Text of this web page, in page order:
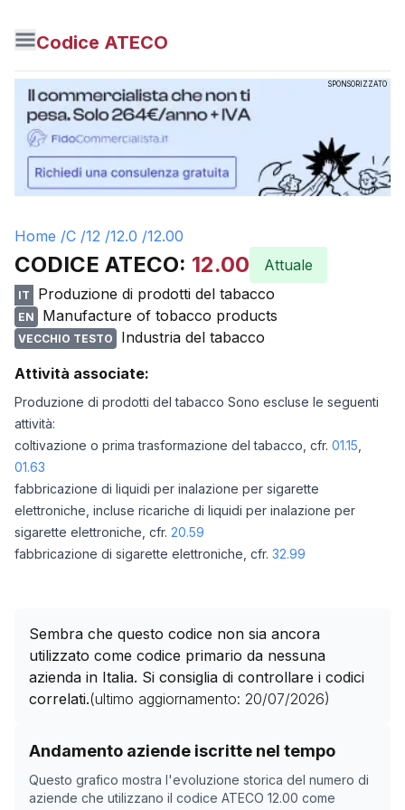
Codice ATECO
SPONSORIZZATO
Home /C /12 /12.0 /12.00
CODICE ATECO: 12.00 Attuale
IT Produzione di prodotti del tabacco
EN Manufacture of tobacco products
VECCHIO TESTO
Industria del tabacco
Attività associate:
Produzione di prodotti del tabacco Sono escluse le seguenti
attività:
coltivazione o prima trasformazione del tabacco, cfr. 01.15
01.63
fabbricazione di liquidi per inalazione per sigarette
elettroniche, incluse ricariche di liquidi per inalazione per
sigarette elettroniche, cfr. 20.59
fabbricazione di sigarette elettroniche, cfr. 32.99
Sembra che questo codice non sia ancora
utilizzato come codice primario da nessuna
azienda in Italia. Si consiglia di controllare i codici
correlati.(ultimo aggiornamento: 20/07/2026)
Andamento aziende iscritte nel tempo
Questo grafico mostra l'evoluzione storica del numero di
aziende che utilizzano il codice ATECO 12.00 come
Storico numero di aziende con codice ATECO
Data rilevazione
08/05/2025
0